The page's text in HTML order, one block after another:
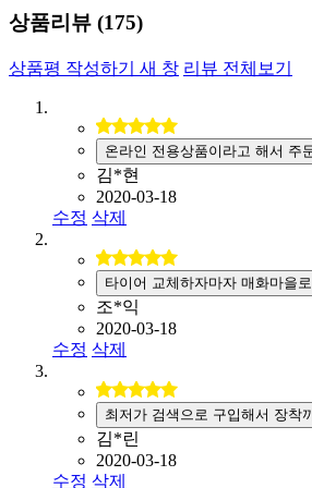
상품리뷰 (175)
상품평 작성하기 새 창 리뷰 전체보기
온라인 전용상품이라고 해서 주
김*현
2020-03-18
수정 삭제
타이어 교체하자마자 매화마을
조*익
2020-03-18
수정 삭제
최저가 검색으로 구입해서 장착
김*린
2020-03-18
수정 삭제